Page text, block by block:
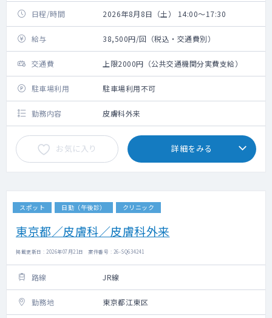
日程/時間 2026年8月8日（土） 14:00～17:30
給与 38,500円/回（税込・交通費別）
交通費 上限2000円（公共交通機関分実費支給）
駐車場利用 駐車場利用不可
勤務内容 皮膚科外来
お気に入り 詳細をみる
スポット 日勤（午後診） クリニック
東京都／皮膚科／皮膚科外来
掲載更新日 : 2026年07月21日 案件番号 : 26-SQ634241
路線 JR線
勤務地 東京都江東区